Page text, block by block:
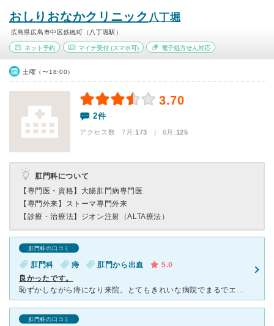
おしりおなかクリニック 八丁堀
広島県広島市中区鉄砲町（八丁堀駅）
ネット予約 マイナ受付(スマホ可) 電子処方せん対応
土曜（〜18:00）
3.70
2件
アクセス数 7月:173 | 6月:125
肛門科について
【専門医・資格】 大腸肛門病専門医
【専門外来】 ストーマ専門外来
【診療・治療法】 ジオン注射（ALTA療法）
肛門科の口コミ
肛門科 痔 肛門から出血
5.0
良かったです。
恥ずかしながら痔になり来院。とてもきれいな病院でまるでエステのようでした（笑）診療科も科なのでちょっと恥ずかしかったのですが、そのあたりは配慮もされておりもっと早くに来ればよかったと思いました。全然恥
肛門科の口コミ